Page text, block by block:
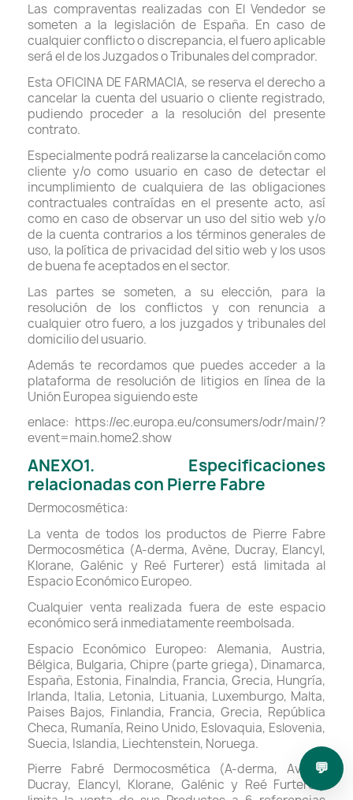
Las compraventas realizadas con El Vendedor se
someten a la legislación de España. En caso de
cualquier conflicto o discrepancia, el fuero aplicable
será el de los Juzgados o Tribunales del comprador.
Esta OFICINA DE FARMACIA, se reserva el derecho a
cancelar la cuenta del usuario o cliente registrado,
pudiendo proceder a la resolución del presente
contrato.
Especialmente podrá realizarse la cancelación como
cliente y/o como usuario en caso de detectar el
incumplimiento de cualquiera de las obligaciones
contractuales contraídas en el presente acto, así
como en caso de observar un uso del sitio web y/o
de la cuenta contrarios a los términos generales de
uso, la política de privacidad del sitio web y los usos
de buena fe aceptados en el sector.
Las partes se someten, a su elección, para la
resolución de los conflictos y con renuncia a
cualquier otro fuero, a los juzgados y tribunales del
domicilio del usuario.
Además te recordamos que puedes acceder a la
plataforma de resolución de litigios en línea de la
Unión Europea siguiendo este
enlace: https://ec.europa.eu/consumers/odr/main/?
event=main.home2.show
ANEXO1. Especificaciones
relacionadas con Pierre Fabre
Dermocosmética:
La venta de todos los productos de Pierre Fabre
Dermocosmética (A-derma, Avène, Ducray, Elancyl,
Klorane, Galénic y Reé Furterer) está limitada al
Espacio Económico Europeo.
Cualquier venta realizada fuera de este espacio
económico será inmediatamente reembolsada.
Espacio Económico Europeo: Alemania, Austria,
Bélgica, Bulgaria, Chipre (parte griega), Dinamarca,
España, Estonia, Finalndia, Francia, Grecia, Hungría,
Irlanda, Italia, Letonia, Lituania, Luxemburgo, Malta,
Paises Bajos, Finlandia, Francia, Grecia, República
Checa, Rumanía, Reino Unido, Eslovaquia, Eslovenia,
Suecia, Islandia, Liechtenstein, Noruega.
Pierre Fabré Dermocosmética (A-derma, Avène,
Ducray, Elancyl, Klorane, Galénic y Reé Furterer)
💬